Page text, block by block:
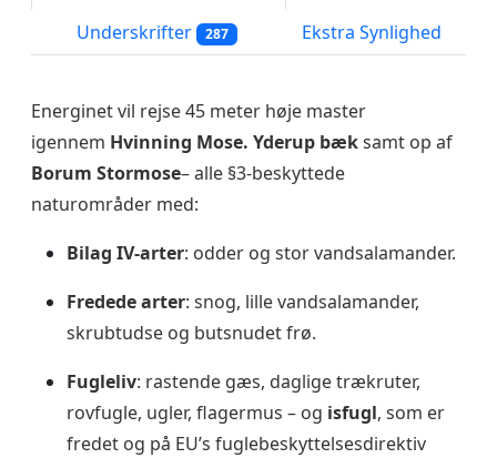
Underskrifter
287 Ekstra Synlighed
Energinet vil rejse 45 meter høje master
igennem Hvinning Mose. Yderup bæksamt op af
Borum Stormose– alle §3-beskyttede
naturområder med:
Bilag IV-arter: odder og stor vandsalamander.
Fredede arter: snog, lille vandsalamander,
skrubtudse og butsnudet frø.
Fugleliv: rastende gæs, daglige trækruter,
rovfugle, ugler, flagermus – og isfugl, som er
fredet og på EU’s fuglebeskyttelsesdirektiv